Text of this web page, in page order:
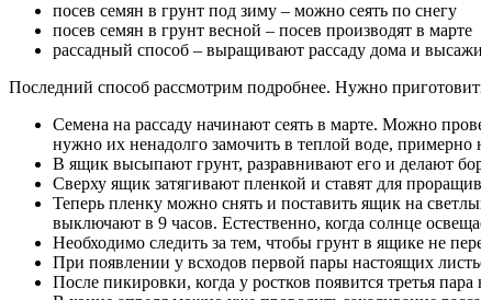
посев семян в грунт под зиму – можно сеять по снегу
посев семян в грунт весной – посев производят в марте
рассадный способ – выращивают рассаду дома и
Последний способ рассмотрим подробнее. Нужно
Семена на рассаду начинают сеять в марте. Можно
нужно их ненадолго замочить в теплой воде, примерно
В ящик высыпают грунт, разравнивают его и делают
Сверху ящик затягивают пленкой и ставят для
Теперь пленку можно снять и поставить ящик на
выключают в 9 часов. Естественно, когда солнце
Необходимо следить за тем, чтобы грунт в ящике не
При появлении у всходов первой пары настоящих
После пикировки, когда у ростков появится третья